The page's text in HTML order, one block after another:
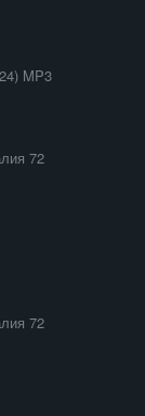
MP3
72
72